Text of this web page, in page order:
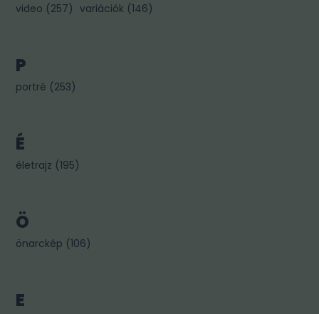
video (257) variációk (146)
P
portré (253)
É
életrajz (195)
Ö
önarckép (106)
E